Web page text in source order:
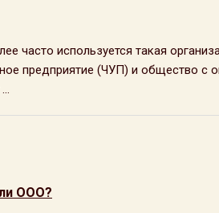
часто используется такая
предприятие (ЧУП) и общество с
ООО?